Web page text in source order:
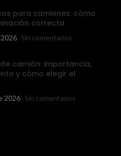
para camiones: cómo
correcta
Sin comentarios
camión: importancia,
y cómo elegir el
2026 Sin comentarios